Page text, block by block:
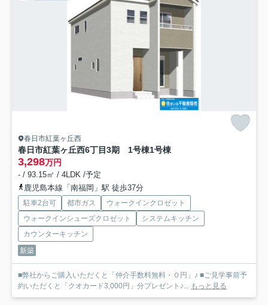
春日市紅葉ヶ丘西
春日市紅葉ヶ丘西6丁目3期 1号棟1号棟
3,298万円
- / 93.15㎡ / 4LDK /予定
鹿児島本線「南福岡」駅 徒歩37分
駐車2台可 都市ガス
ウォークインクロゼット
ウォークインシューズクロゼット
システムキッチン
カウンターキッチン
新築
■弊社からご購入いただくと「仲介手数料無料・０円」♪ ■ご見学事前予
約いただくと「クオカード3,000円」分プレゼント♪... もっと見る